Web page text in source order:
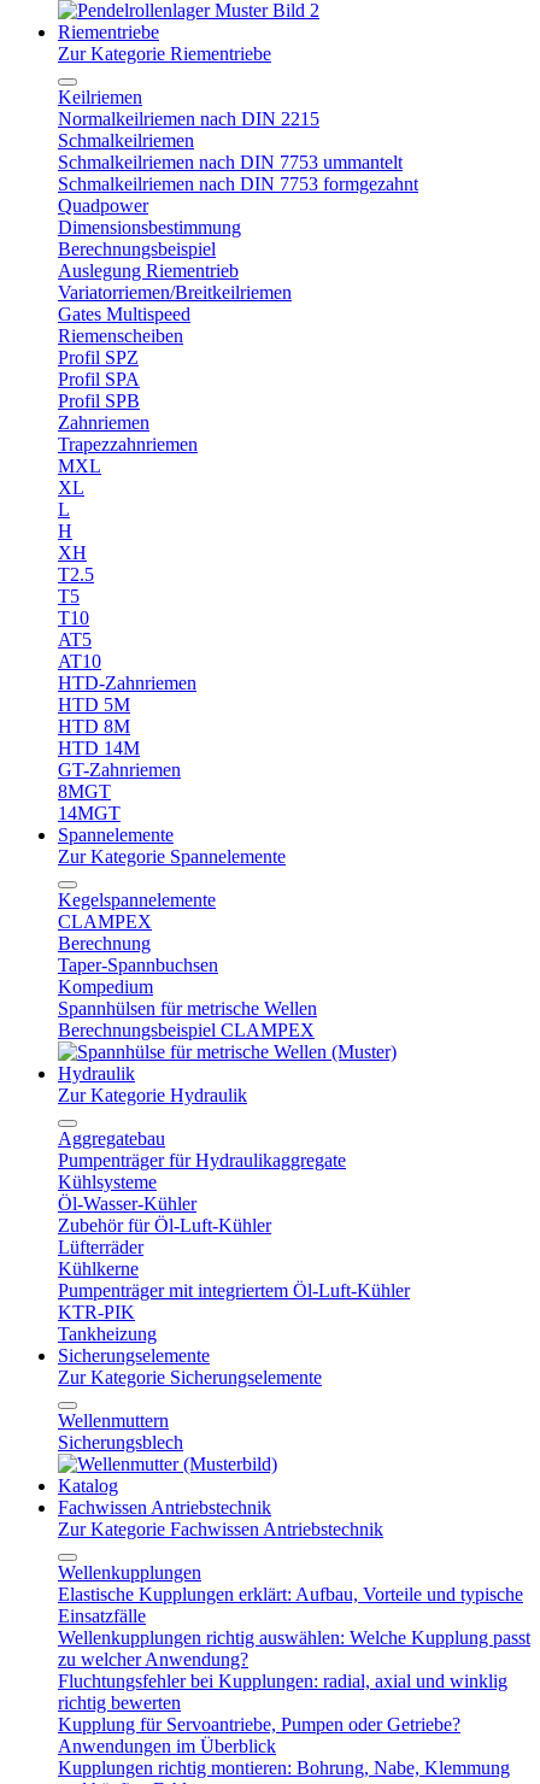
Riementriebe
Zur Kategorie Riementriebe
Keilriemen
Normalkeilriemen nach DIN 2215
Schmalkeilriemen
Schmalkeilriemen nach DIN 7753 ummantelt
Schmalkeilriemen nach DIN 7753 formgezahnt
Quadpower
Dimensionsbestimmung
Berechnungsbeispiel
Auslegung Riementrieb
Variatorriemen/Breitkeilriemen
Gates Multispeed
Riemenscheiben
Profil SPZ
Profil SPA
Profil SPB
Zahnriemen
Trapezzahnriemen
MXL
XL
L
H
XH
T2.5
T5
T10
AT5
AT10
HTD-Zahnriemen
HTD 5M
HTD 8M
HTD 14M
GT-Zahnriemen
8MGT
14MGT
Spannelemente
Zur Kategorie Spannelemente
Kegelspannelemente
CLAMPEX
Berechnung
Taper-Spannbuchsen
Kompedium
Spannhülsen für metrische Wellen
Berechnungsbeispiel CLAMPEX
Hydraulik
Zur Kategorie Hydraulik
Aggregatebau
Pumpenträger für Hydraulikaggregate
Kühlsysteme
Öl-Wasser-Kühler
Zubehör für Öl-Luft-Kühler
Lüfterräder
Kühlkerne
Pumpenträger mit integriertem Öl-Luft-Kühler
KTR-PIK
Tankheizung
Sicherungselemente
Zur Kategorie Sicherungselemente
Wellenmuttern
Sicherungsblech
Katalog
Fachwissen Antriebstechnik
Zur Kategorie Fachwissen Antriebstechnik
Wellenkupplungen
Elastische Kupplungen erklärt: Aufbau, Vorteile und typische
Einsatzfälle
Wellenkupplungen richtig auswählen: Welche Kupplung passt
zu welcher Anwendung?
Fluchtungsfehler bei Kupplungen: radial, axial und winklig
richtig bewerten
Kupplung für Servoantriebe, Pumpen oder Getriebe?
Anwendungen im Überblick
Kupplungen richtig montieren: Bohrung, Nabe, Klemmung